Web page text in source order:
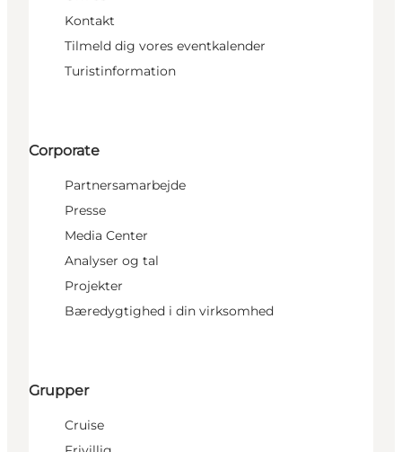
Kontakt
Tilmeld dig vores eventkalender
Turistinformation
Corporate
Partnersamarbejde
Presse
Media Center
Analyser og tal
Projekter
Bæredygtighed i din virksomhed
Grupper
Cruise